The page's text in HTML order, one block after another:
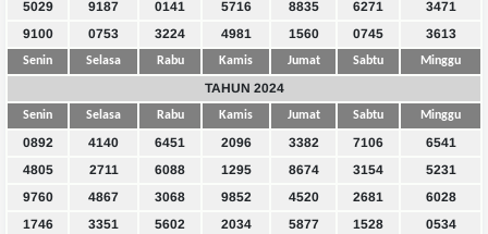
5029 9187 0141 5716 8835 6271
3471
9100
0753 3224 4981 1560 0745 3613
Senin Selasa Rabu Kamis Jumat Sabtu Minggu
TAHUN 2024
Senin Selasa Rabu Kamis Jumat Sabtu Minggu
0892 4140 6451 2096 3382 7106
6541
4805
2711 6088 1295 8674 3154
5231
9760
4867 3068 9852 4520 2681
6028
1746
3351 5602 2034 5877 1528
0534